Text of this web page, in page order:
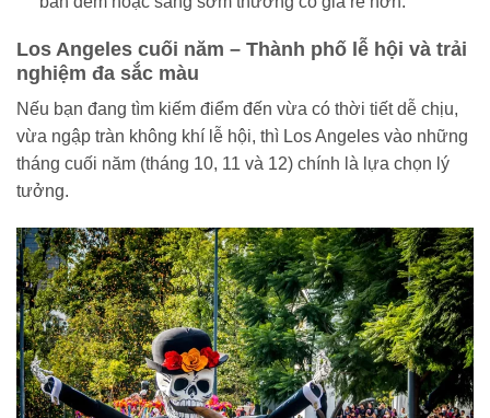
Los Angeles cuối năm – Thành phố lễ hội và trải
nghiệm đa sắc màu
Nếu bạn đang tìm kiếm điểm đến vừa có thời tiết dễ chịu,
vừa ngập tràn không khí lễ hội, thì Los Angeles vào những
tháng cuối năm (tháng 10, 11 và 12) chính là lựa chọn lý
tưởng.